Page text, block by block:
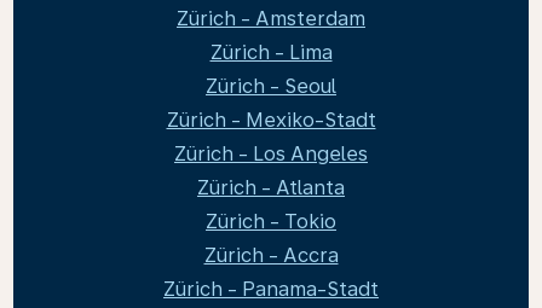
Zürich - Amsterdam
Zürich - Lima
Zürich - Seoul
Zürich - Mexiko-Stadt
Zürich - Los Angeles
Zürich - Atlanta
Zürich - Tokio
Zürich - Accra
Zürich - Panama-Stadt